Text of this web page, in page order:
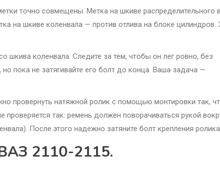
точно совмещены. Метка на шкиве распределительного
на шкиве коленвала — против отлива на блоке цилиндров.
шкива коленвала. Следите за тем, чтобы он лег ровно, без
пока не затягивайте его болт до конца. Ваша задача —
провернуть натяжной ролик с помощью монтировки так,
так: ремень должен поворачиваться рукой
После этого надежно затяните болт крепления
2110-2115.